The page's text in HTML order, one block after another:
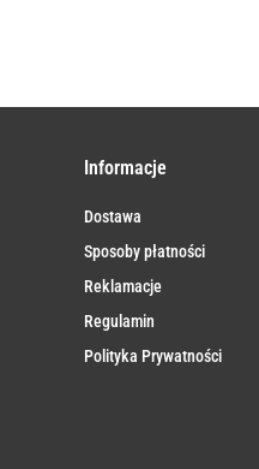
Informacje
Dostawa
Sposoby płatności
Reklamacje
Regulamin
Polityka Prywatności